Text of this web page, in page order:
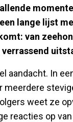
lange lijst
van
aandacht. In
meerdere
weet ze
reacties op